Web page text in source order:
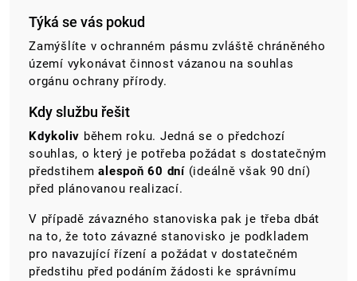
Týká se vás pokud
Zamýšlíte v ochranném pásmu zvláště chráněného
území vykonávat činnost vázanou na souhlas
orgánu ochrany přírody.
Kdy službu řešit
Kdykoliv během roku. Jedná se o předchozí
souhlas, o který je potřeba požádat s dostatečným
předstihemalespoň 60 dní(ideálně však 90 dní)
před plánovanou realizací.
V případě závazného stanoviska pak je třeba dbát
na to, že toto závazné stanovisko je podkladem
pro navazující řízení a požádat v dostatečném
předstihu před podáním žádosti ke správnímu